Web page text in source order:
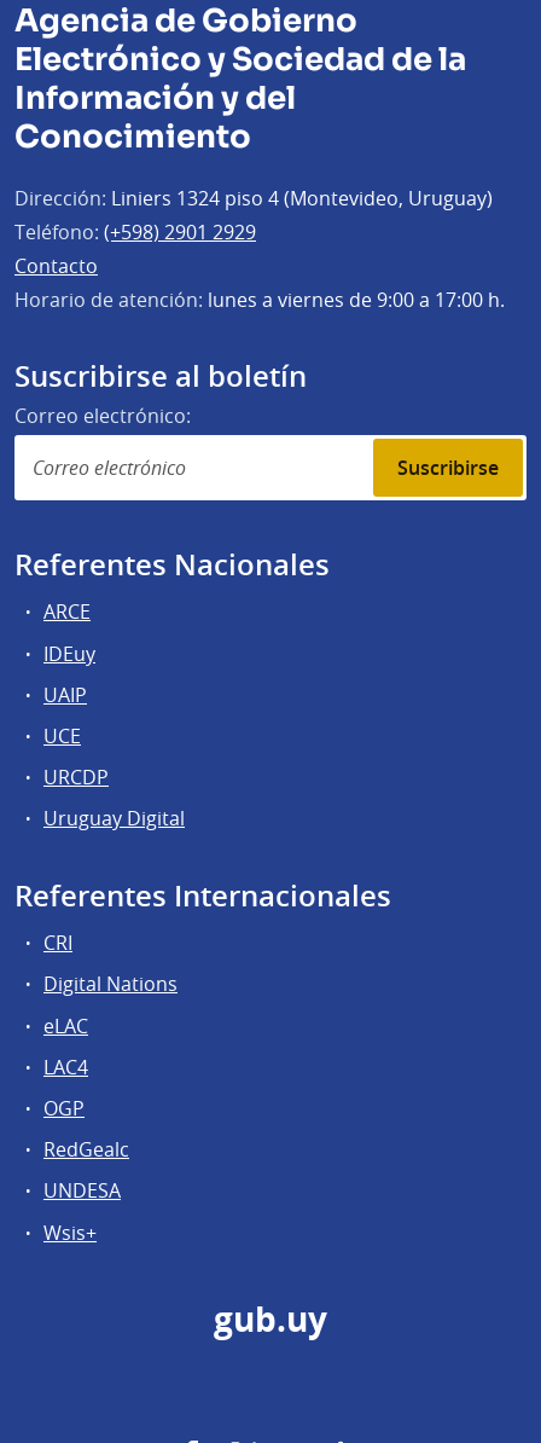
Agencia de Gobierno
Electrónico y Sociedad de la
Información y del
Conocimiento
Dirección: Liniers 1324 piso 4 (Montevideo, Uruguay)
Teléfono: (+598) 2901 2929
Contacto
Horario de atención: lunes a viernes de 9:00 a 17:00 h.
Suscribirse al boletín
Correo electrónico:
Suscribirse
Referentes Nacionales
ARCE
IDEuy
UAIP
UCE
URCDP
Uruguay Digital
Referentes Internacionales
CRI
Digital Nations
eLAC
LAC4
OGP
RedGealc
UNDESA
Wsis+
gub.uy